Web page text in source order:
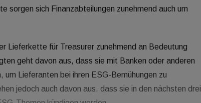
sorgen sich Finanzabteilungen zunehmend auch um
Lieferkette für Treasurer zunehmend an Bedeutung
geht davon aus, dass sie mit Banken oder anderen
Lieferanten bei ihren ESG-Bemühungen zu
jedoch auch davon aus, dass sie in den nächsten drei